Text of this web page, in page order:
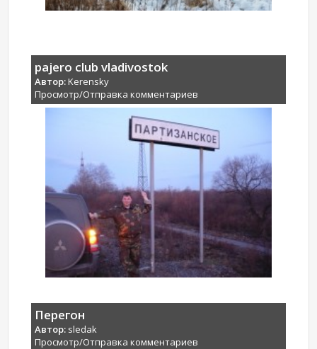
pajero club vladivostok
Автор:Kerensky
Просмотр/Отправка комментариев
Перегон
Автор: sledak
Просмотр/Отправка комментариев